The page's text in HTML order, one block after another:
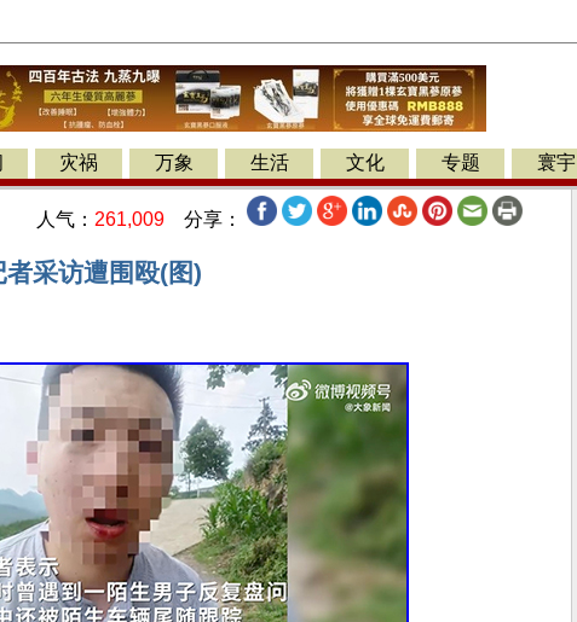
灾祸 万象 生活 文化 专题 寰宇
人气： 261,009 分享：
采访遭围殴(图)